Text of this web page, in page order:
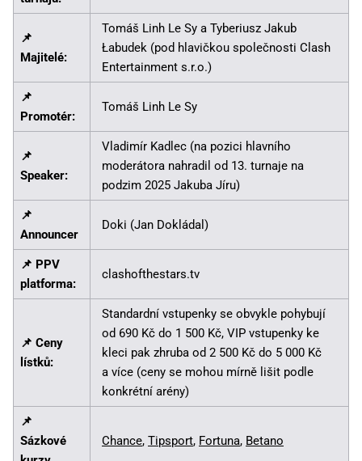
📌
Majitelé:
Tomáš Linh Le Sy a Tyberiusz Jakub
Łabudek (pod hlavičkou společnosti Clash
Entertainment s.r.o.)
📌
Promotér:
Tomáš Linh Le Sy
📌
Speaker:
Vladimír Kadlec (na pozici hlavního
moderátora nahradil od 13. turnaje na
podzim 2025 Jakuba Jíru)
📌
Announcer
Doki (Jan Dokládal)
📌 PPV
platforma:
clashofthestars.tv
📌 Ceny
lístků:
Standardní vstupenky se obvykle pohybují
od 690 Kč do 1 500 Kč, VIP vstupenky ke
kleci pak zhruba od 2 500 Kč do 5 000 Kč
a více (ceny se mohou mírně lišit podle
konkrétní arény)
📌
Sázkové
Chance, Tipsport, Fortuna, Betano